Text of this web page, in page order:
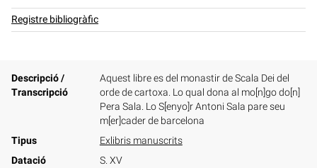
Registre bibliogràfic
Descripció /
Transcripció
Aquest libre es del monastir de Scala Dei del
orde de cartoxa. Lo qual dona al mo[n]go do[n]
Pera Sala. Lo S[enyo]r Antoni Sala pare seu
m[er]cader de barcelona
Tipus
Exlibris manuscrits
Datació
S. XV